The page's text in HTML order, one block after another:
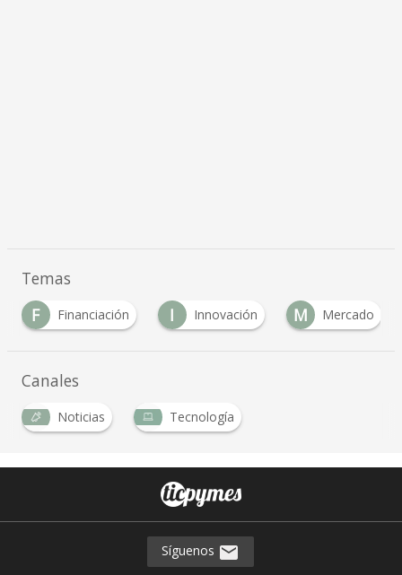
Temas
F
Financiación I Innovación M Mercado
Canales
Noticias Tecnología
Síguenos